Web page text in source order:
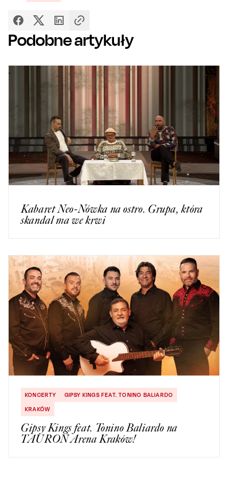
Podobne artykuły
Kabaret Neo-Nówka na ostro. Grupa, która
skandal ma we krwi
KONCERTY
GIPSY KINGS FEAT. TONINO BALIARDO
KRAKÓW
Gipsy Kings feat. Tonino Baliardo na
TAURON Arena Kraków!